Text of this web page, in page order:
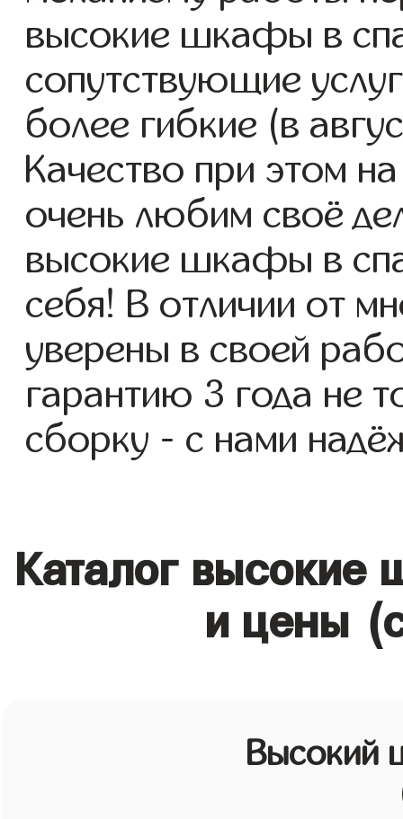
высокие шкафы в
сопутствующие
более гибкие (в
Качество при этом
очень любим своё
высокие шкафы в
себя! В отличии от
уверены в своей
гарантию 3 года не
сборку - с нами
Каталог
и цены
Высокий